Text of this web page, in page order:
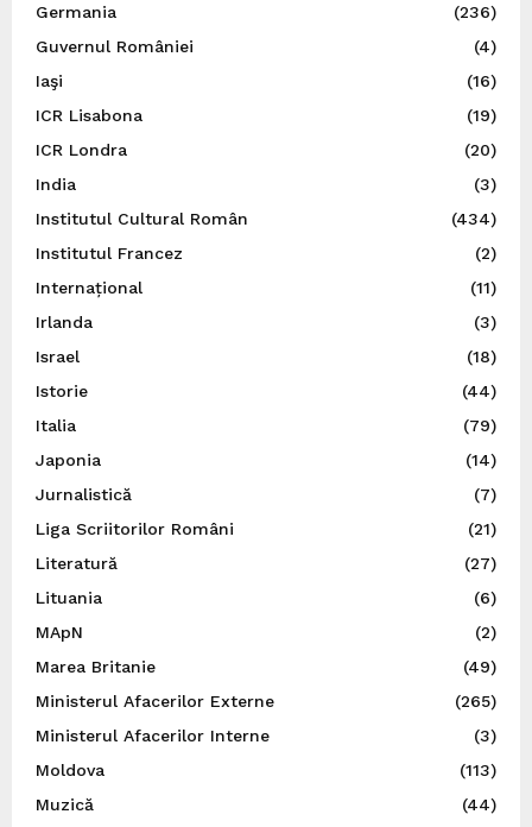
Germania
(236)
Guvernul României
(4)
Iaşi
(16)
ICR Lisabona
(19)
ICR Londra
(20)
India
(3)
Institutul Cultural Român
(434)
Institutul Francez
(2)
Internațional
(11)
Irlanda
(3)
Israel
(18)
Istorie
(44)
Italia
(79)
Japonia
(14)
Jurnalistică
(7)
Liga Scriitorilor Români
(21)
Literatură
(27)
Lituania
(6)
MApN
(2)
Marea Britanie
(49)
Ministerul Afacerilor Externe
(265)
Ministerul Afacerilor Interne
(3)
Moldova
(113)
Muzică
(44)